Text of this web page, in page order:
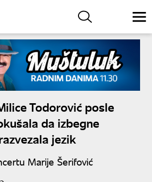
Todorović posle
da izbegne
jezik
Marije Šerifović